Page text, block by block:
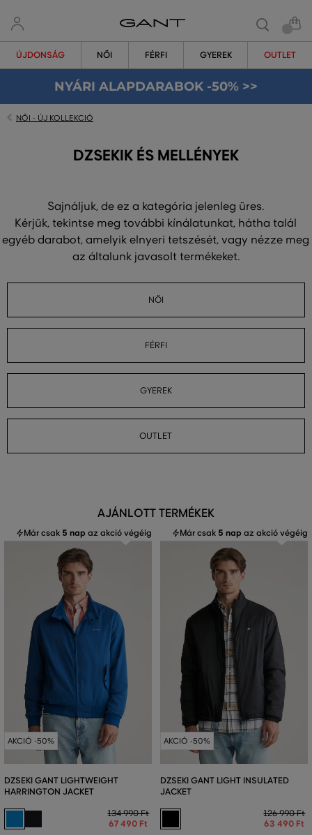
ÚJDONSÁG NŐI FÉRFI GYEREK OUTLET
NYÁRI ALAPDARABOK -50% >>
NŐI - ÚJ KOLLEKCIÓ
DZSEKIK ÉS MELLÉNYEK
Sajnáljuk, de ez a kategória jelenleg üres.
Kérjük, tekintse meg további kínálatunkat, hátha talál
egyéb darabot, amelyik elnyeri tetszését, vagy nézze meg
az általunk javasolt termékeket.
NŐI
FÉRFI
GYEREK
OUTLET
AJÁNLOTT TERMÉKEK
Már csak 5 nap az akció végéig
AKCIÓ -50%
DZSEKI GANT LIGHTWEIGHT
HARRINGTON JACKET
134 990 Ft
67 490 Ft
Már csak 5 nap az akció végéig
AKCIÓ -50%
DZSEKI GANT LIGHT INSULATED
JACKET
126 990 Ft
63 490 Ft